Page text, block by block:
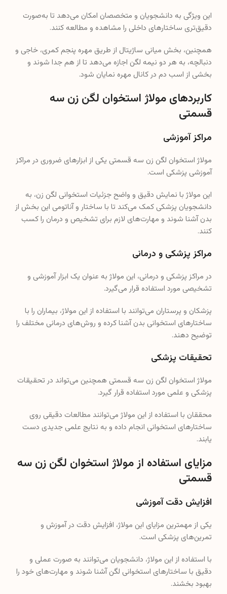
این ویژگی به دانشجویان و متخصصان امکان می‌دهد تا به‌صورت
دقیق‌تری ساختارهای داخلی را مشاهده و مطالعه کنند.
همچنین، بخش میانی ساژیتال از طریق مهره پنجم کمری، خاجی و
دنبالچه، به هر دو نیمه لگن اجازه می‌دهد تا از هم جدا شوند و
بخشی از اسب دم در کانال مهره نمایان شود.
کاربردهای مولاژ استخوان لگن زن سه
قسمتی
مراکز آموزشی
مولاژ استخوان لگن زن سه قسمتی یکی از ابزارهای ضروری در مراکز
آموزشی پزشکی است.
این مولاژ با نمایش دقیق و واضح جزئیات استخوانی لگن زن، به
دانشجویان پزشکی کمک می‌کند تا با ساختار و آناتومی این بخش از
بدن آشنا شوند و مهارت‌های لازم برای تشخیص و درمان را کسب
کنند.
مراکز پزشکی و درمانی
در مراکز پزشکی و درمانی، این مولاژ به عنوان یک ابزار آموزشی و
تشخیصی مورد استفاده قرار می‌گیرد.
پزشکان و پرستاران می‌توانند با استفاده از این مولاژ، بیماران را با
ساختارهای استخوانی بدن آشنا کرده و روش‌های درمانی مختلف را
توضیح دهند.
تحقیقات پزشکی
مولاژ استخوان لگن زن سه قسمتی همچنین می‌تواند در تحقیقات
پزشکی و علمی مورد استفاده قرار گیرد.
محققان با استفاده از این مولاژ می‌توانند مطالعات دقیقی روی
ساختارهای استخوانی انجام داده و به نتایج علمی جدیدی دست
یابند.
مزایای استفاده از مولاژ استخوان لگن زن سه
قسمتی
افزایش دقت آموزشی
یکی از مهمترین مزایای این مولاژ، افزایش دقت در آموزش و
تمرین‌های پزشکی است.
با استفاده از این مولاژ، دانشجویان می‌توانند به صورت عملی و
دقیق با ساختارهای استخوانی لگن آشنا شوند و مهارت‌های خود را
بهبود بخشند.